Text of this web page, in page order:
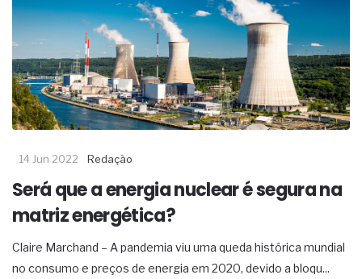
14 Jun 2022 Redação
Será que a energia nuclear é segura na
matriz energética?
Claire Marchand – A pandemia viu uma queda histórica mundial
no consumo e preços de energia em 2020, devido a bloqu...